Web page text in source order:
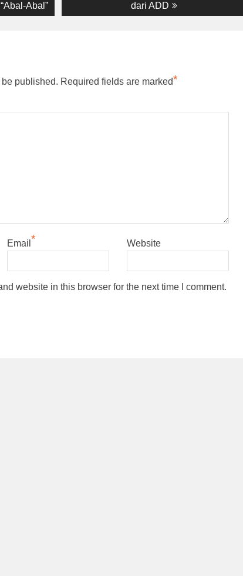
Abal”
dari ADD
published. Required fields are marked*
Email * Website
website in this browser for the next time I comment.